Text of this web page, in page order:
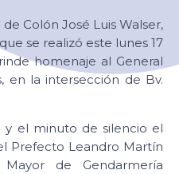
Colón José Luis Walser,
se realizó este lunes 17
homenaje al General
en la intersección de Bv.
y el minuto de silencio el
Prefecto Leandro Martín
de Gendarmería